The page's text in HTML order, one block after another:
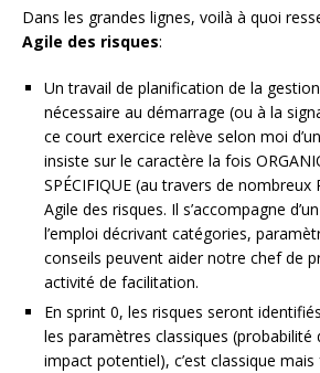
Dans les grandes lignes, voilà à quoi
Agile des risques:
Un travail de planification de la
nécessaire au démarrage (ou à la
ce court exercice relève selon moi
insiste sur le caractère la fois
SPÉCIFIQUE (au travers de nombreux
Agile des risques. Il s’accompagne
l’emploi décrivant catégories,
conseils peuvent aider notre chef de
activité de facilitation.
En sprint 0, les risques seront
les paramètres classiques (probabilité
impact potentiel), c’est classique